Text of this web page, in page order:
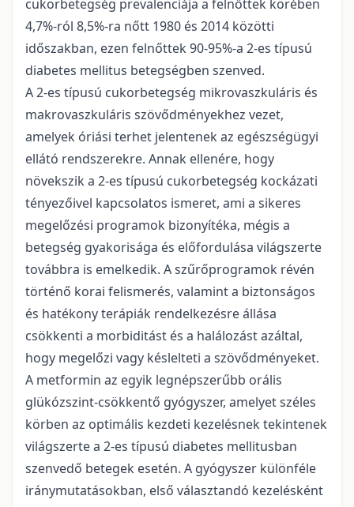
cukorbetegség prevalenciája a felnőttek körében
4,7%-ról 8,5%-ra nőtt 1980 és 2014 közötti
időszakban, ezen felnőttek 90-95%-a 2-es típusú
diabetes mellitus betegségben szenved.
A 2-es típusú cukorbetegség mikrovaszkuláris és
makrovaszkuláris szövődményekhez vezet,
amelyek óriási terhet jelentenek az egészségügyi
ellátó rendszerekre. Annak ellenére, hogy
növekszik a 2-es típusú cukorbetegség kockázati
tényezőivel kapcsolatos ismeret, ami a sikeres
megelőzési programok bizonyítéka, mégis a
betegség gyakorisága és előfordulása világszerte
továbbra is emelkedik. A szűrőprogramok révén
történő korai felismerés, valamint a biztonságos
és hatékony terápiák rendelkezésre állása
csökkenti a morbiditást és a halálozást azáltal,
hogy megelőzi vagy késlelteti a szövődményeket.
A metformin az egyik legnépszerűbb orális
glükózszint-csökkentő gyógyszer, amelyet széles
körben az optimális kezdeti kezelésnek tekintenek
világszerte a 2-es típusú diabetes mellitusban
szenvedő betegek esetén. A gyógyszer különféle
iránymutatásokban, első választandó kezelésként